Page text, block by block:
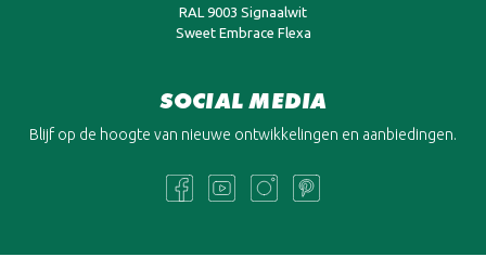
RAL 9003 Signaalwit
Sweet Embrace Flexa
SOCIAL MEDIA
Blijf op de hoogte van nieuwe ontwikkelingen en aanbiedingen.